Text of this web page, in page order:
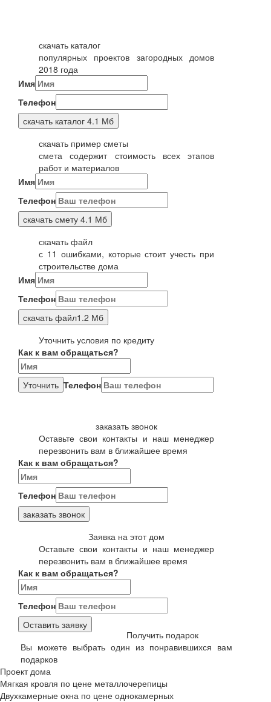
скачать каталог
популярных проектов загородных домов
2018 года
Имя
Телефон
скачать каталог 4.1 Мб
скачать пример сметы
смета содержит стоимость всех этапов
работ и материалов
Имя
Телефон
скачать смету 4.1 Мб
скачать файл
с 11 ошибками, которые стоит учесть при
строительстве дома
Имя
Телефон
скачать файл1.2 Мб
Уточнить условия по кредиту
Как к вам обращаться?
Телефон
Уточнить
заказать звонок
Оставьте свои контакты и наш менеджер
перезвонить вам в ближайшее время
Как к вам обращаться?
Телефон
заказать звонок
Заявка на этот дом
Оставьте свои контакты и наш менеджер
перезвонить вам в ближайшее время
Как к вам обращаться?
Телефон
Оставить заявку
Получить подарок
Вы можете выбрать один из понравившихся вам
подарков
Проект дома
Мягкая кровля по цене металлочерепицы
Двухкамерные окна по цене однокамерных